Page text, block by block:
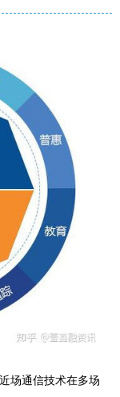
场通信技术在多场